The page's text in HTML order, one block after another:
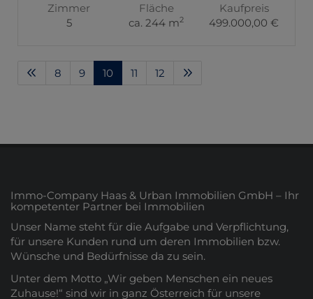
Zimmer
5
Fläche
ca. 244 m2
Kaufpreis
499.000,00 €
8 9 10 11 12
Immo-Company Haas & Urban Immobilien GmbH – Ihr
kompetenter Partner bei Immobilien
Unser Name steht für die Aufgabe und Verpflichtung,
für unsere Kunden rund um deren Immobilien bzw.
Wünsche und Bedürfnisse da zu sein.
Unter dem Motto „Wir geben Menschen ein neues
Zuhause!“ sind wir in ganz Österreich für unsere